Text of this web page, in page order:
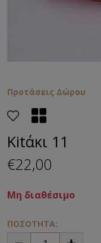
Προτάσεις Δώρου
Kitάκι 11
€22,00
Μη διαθέσιμο
ΠΟΣΟΤΗΤΑ: